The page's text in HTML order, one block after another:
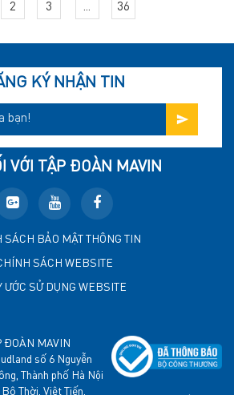
2 3 ... 36
KÝ NHẬN TIN
VỚI TẬP ĐOÀN MAVIN
SÁCH BẢO MẬT THÔNG TIN
SÁCH WEBSITE
ƯỚC SỬ DỤNG WEBSITE
ĐOÀN MAVIN
số 6 Nguyễn
Thành phố Hà Nội
Thời, Việt Tiến,